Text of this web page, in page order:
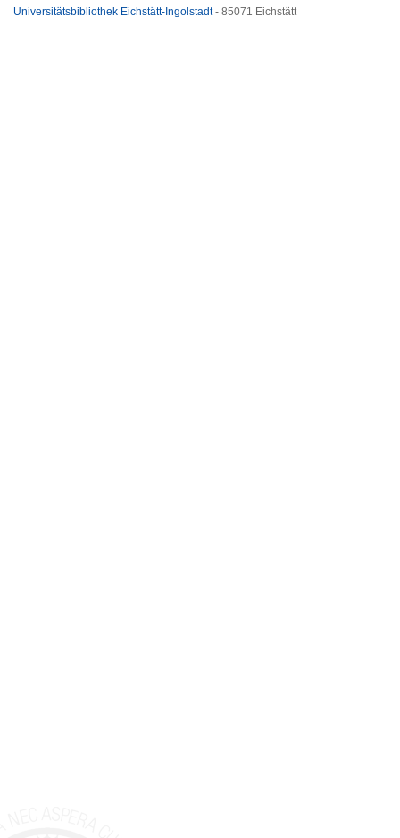
Universitätsbibliothek Eichstätt-Ingolstadt- 85071 Eichstätt